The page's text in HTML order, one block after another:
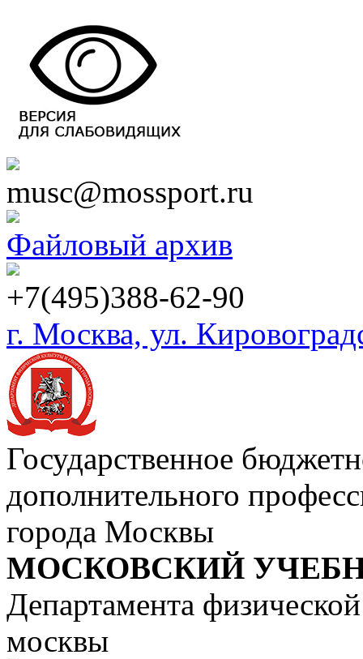
musc@mossport.ru
Файловый архив
+7(495)388-62-90
г. Москва, ул.
Государственное
дополнительного
города Москвы
МОСКОВСКИЙ
Департамента
москвы